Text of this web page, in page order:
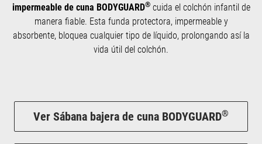
impermeable de cuna BODYGUARD®cuida el colchón infantil de
manera fiable. Esta funda protectora, impermeable y
absorbente, bloquea cualquier tipo de líquido, prolongando así la
vida útil del colchón.
Ver Sábana bajera de cuna BODYGUARD®